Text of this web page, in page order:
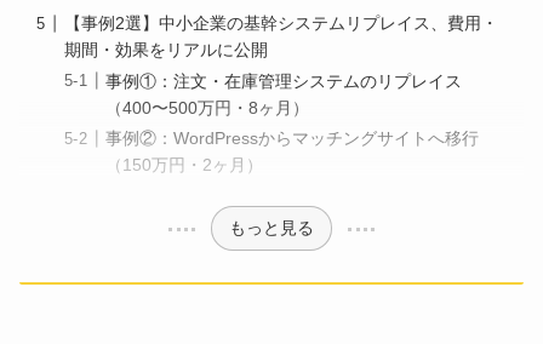
【事例2選】中小企業の基幹システムリプレイス、費用・
期間・効果をリアルに公開
事例①：注文・在庫管理システムのリプレイス
（400〜500万円・8ヶ月）
事例②：WordPressからマッチングサイトへ移行
（150万円・2ヶ月）
もっと見る